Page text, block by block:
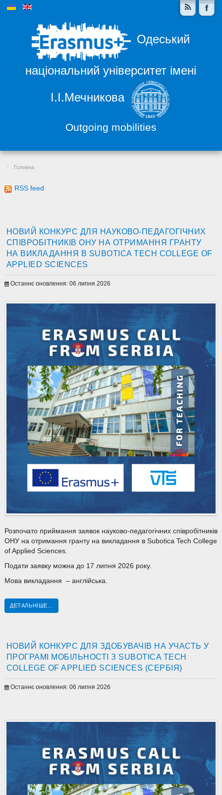
Одеський
національний університет імені
І.І.Мечникова
Outgoing mobilities
Головна
RSS feed
НОВИЙ КОНКУРС ДЛЯ НАУКОВО-ПЕДАГОГІЧНИХ
СПІВРОБІТНИКІВ ОНУ НА ОТРИМАННЯ ГРАНТУ
НА ВИКЛАДАННЯ В SUBOTICA TECH COLLEGE OF
APPLIED SCIENCES
Останнє оновлення: 06 липня 2026
Розпочато приймання заявок науково-педагогічних співробітників
ОНУ на отримання гранту на викладання в Subotica Tech College
of Applied Sciences.
Подати заявку можна до 17 липня 2026 року.
Мова викладання – англійська.
ДЕТАЛЬНІШЕ...
НОВИЙ КОНКУРС ДЛЯ ЗДОБУВАЧІВ НА УЧАСТЬ У
ПРОГРАМІ МОБІЛЬНОСТІ З SUBOTICA TECH
COLLEGE OF APPLIED SCIENCES (СЕРБІЯ)
Останнє оновлення: 06 липня 2026